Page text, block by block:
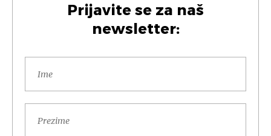
Prijavite se za naš
newsletter: